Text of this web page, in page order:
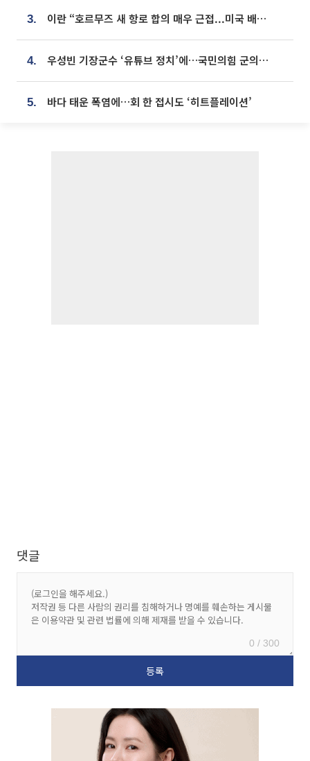
3. 이란 “호르무즈 새 항로 합의 매우 근접...미국 배상 먼저”
4. 우성빈 기장군수 ‘유튜브 정치’에…국민의힘 군의원들 집단 반발
5. 바다 태운 폭염에…회 한 접시도 ‘히트플레이션’
댓글
0 / 300